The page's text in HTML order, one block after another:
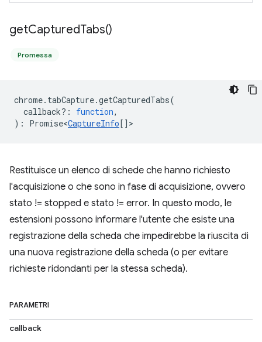
getCapturedTabs()
Promessa
chrome. tabCapture.getCapturedTabs(
callback? : function,
) : Promise<CaptureInfo[] >
Restituisce un elenco di schede che hanno richiesto
l'acquisizione o che sono in fase di acquisizione, ovvero
stato != stopped e stato != error. In questo modo, le
estensioni possono informare l'utente che esiste una
registrazione della scheda che impedirebbe la riuscita di
una nuova registrazione della scheda (o per evitare
richieste ridondanti per la stessa scheda).
PARAMETRI
callback